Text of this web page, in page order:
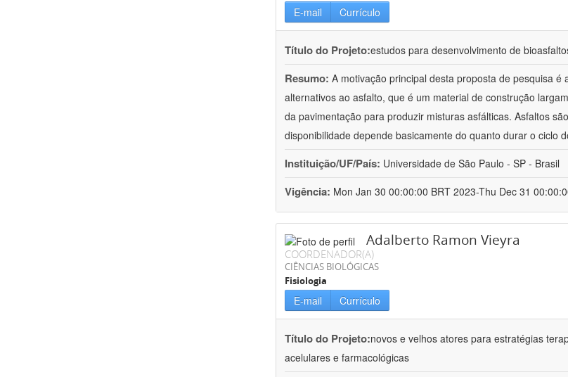
E-mail Currículo
Título do Projeto:estudos para desenvolvimento de
Resumo: A motivação principal desta proposta de pesquisa
alternativos ao asfalto, que é um material de construção
da pavimentação para produzir misturas asfálticas. Asfaltos
disponibilidade depende basicamente do quanto durar o ciclo
Instituição/UF/País: Universidade de São Paulo - SP - Brasil
Vigência: Mon Jan 30 00:00:00 BRT 2023-Thu Dec 31
Adalberto Ramon Vieyra
COORDENADOR(A)
CIÊNCIAS BIOLÓGICAS
Fisiologia
E-mail Currículo
Título do Projeto:novos e velhos atores para estratégias
acelulares e farmacológicas